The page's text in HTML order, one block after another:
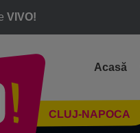
VIVO!
CLUJ-NAPOCA
Acasă
la VIVO!